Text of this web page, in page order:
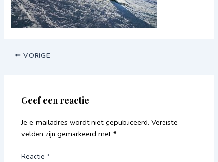
VORIGE
Geef een reactie
Je e-mailadres wordt niet gepubliceerd. Vereiste
velden zijn gemarkeerd met*
Reactie*